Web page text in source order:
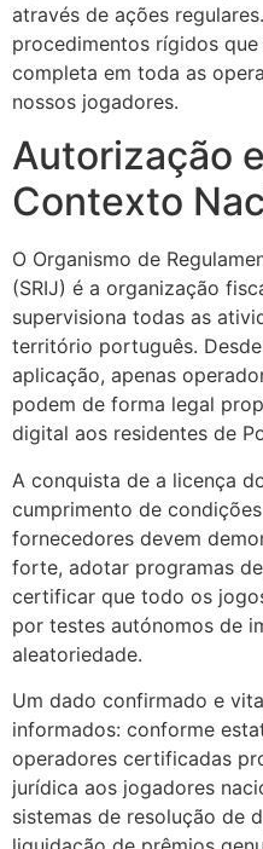
através de ações
procedimentos rígidos
completa em toda as
nossos jogadores.
Autorização
Contexto
O Organismo de
(SRIJ) é a organização
supervisiona todas as
território português.
aplicação, apenas
podem de forma legal
digital aos residentes de
A conquista de a licença
cumprimento de
fornecedores devem
forte, adotar programas
certificar que todo os
por testes autónomos de
aleatoriedade.
Um dado confirmado e
informados: conforme
operadores certificadas
jurídica aos jogadores
sistemas de resolução de